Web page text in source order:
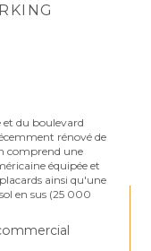
rénové de
comprend une
équipée et
ainsi qu'une
en sus (25 000